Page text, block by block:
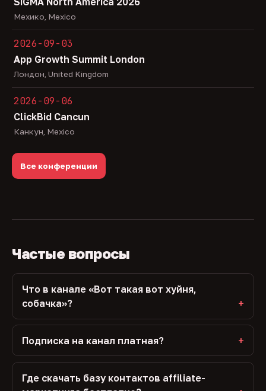
Мехико, Mexico
2026-09-03
App Growth Summit London
Лондон, United Kingdom
2026-09-06
ClickBid Cancun
Канкун, Mexico
Все конференции
Частые вопросы
Что в канале «Вот такая вот хуйня,
собачка»?
Подписка на канал платная?
Где скачать базу контактов affiliate-